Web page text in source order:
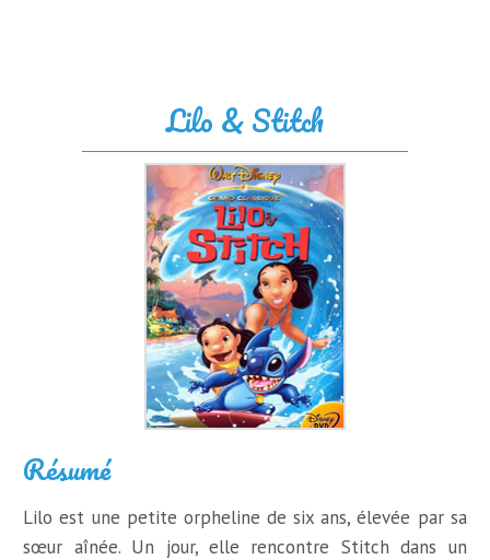
Lilo & Stitch
Résumé
Lilo est une petite orpheline de six ans, élevée par sa
sœur aînée. Un jour, elle rencontre Stitch dans un